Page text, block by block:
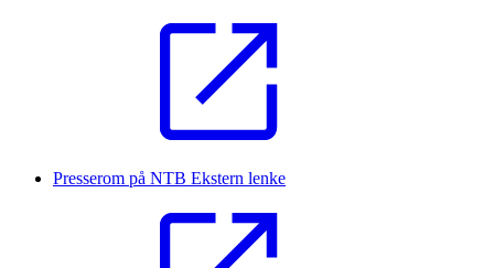
Presserom på NTB Ekstern lenke